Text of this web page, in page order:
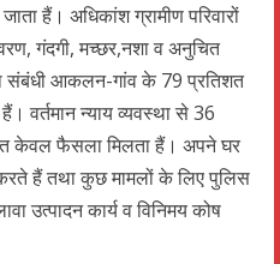
हैं। अधिकांश ग्रामीण परिवारों
गंदगी, मच्छर,नशा व अनुचित
संबंधी आकलन-गांव के 79 प्रतिशत
वर्तमान न्याय व्यवस्था से 36
केवल फैसला मिलता हैं। अपने घर
हैं तथा कुछ मामलों के लिए पुलिस
उत्पादन कार्य व विनिमय कोष